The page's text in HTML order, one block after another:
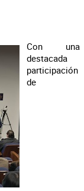
Con una
destacada
participación
de